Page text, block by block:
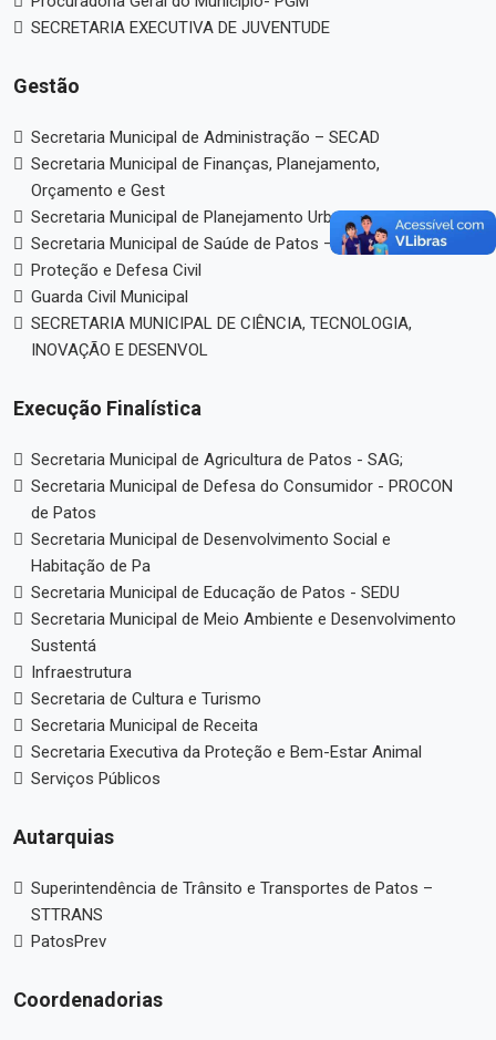
SECRETARIA EXECUTIVA DE JUVENTUDE
Gestão
Secretaria Municipal de Administração – SECAD
Secretaria Municipal de Finanças, Planejamento,
Orçamento e Gest
Secretaria Municipal de Planejamento Urbano – SPU
Secretaria Municipal de Saúde de Patos – PB - SEMUSA;
Proteção e Defesa Civil
Guarda Civil Municipal
SECRETARIA MUNICIPAL DE CIÊNCIA, TECNOLOGIA,
INOVAÇÃO E DESENVOL
Execução Finalística
Secretaria Municipal de Agricultura de Patos - SAG;
Secretaria Municipal de Defesa do Consumidor - PROCON
de Patos
Secretaria Municipal de Desenvolvimento Social e
Habitação de Pa
Secretaria Municipal de Educação de Patos - SEDU
Secretaria Municipal de Meio Ambiente e Desenvolvimento
Sustentá
Infraestrutura
Secretaria de Cultura e Turismo
Secretaria Municipal de Receita
Secretaria Executiva da Proteção e Bem-Estar Animal
Serviços Públicos
Autarquias
Superintendência de Trânsito e Transportes de Patos –
STTRANS
PatosPrev
Coordenadorias